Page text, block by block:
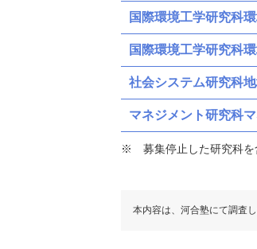
国際環境工学研究科
国際環境工学研究科
社会システム研究科
マネジメント研究科
募集停止した研究科を
本内容は、河合塾にて調査